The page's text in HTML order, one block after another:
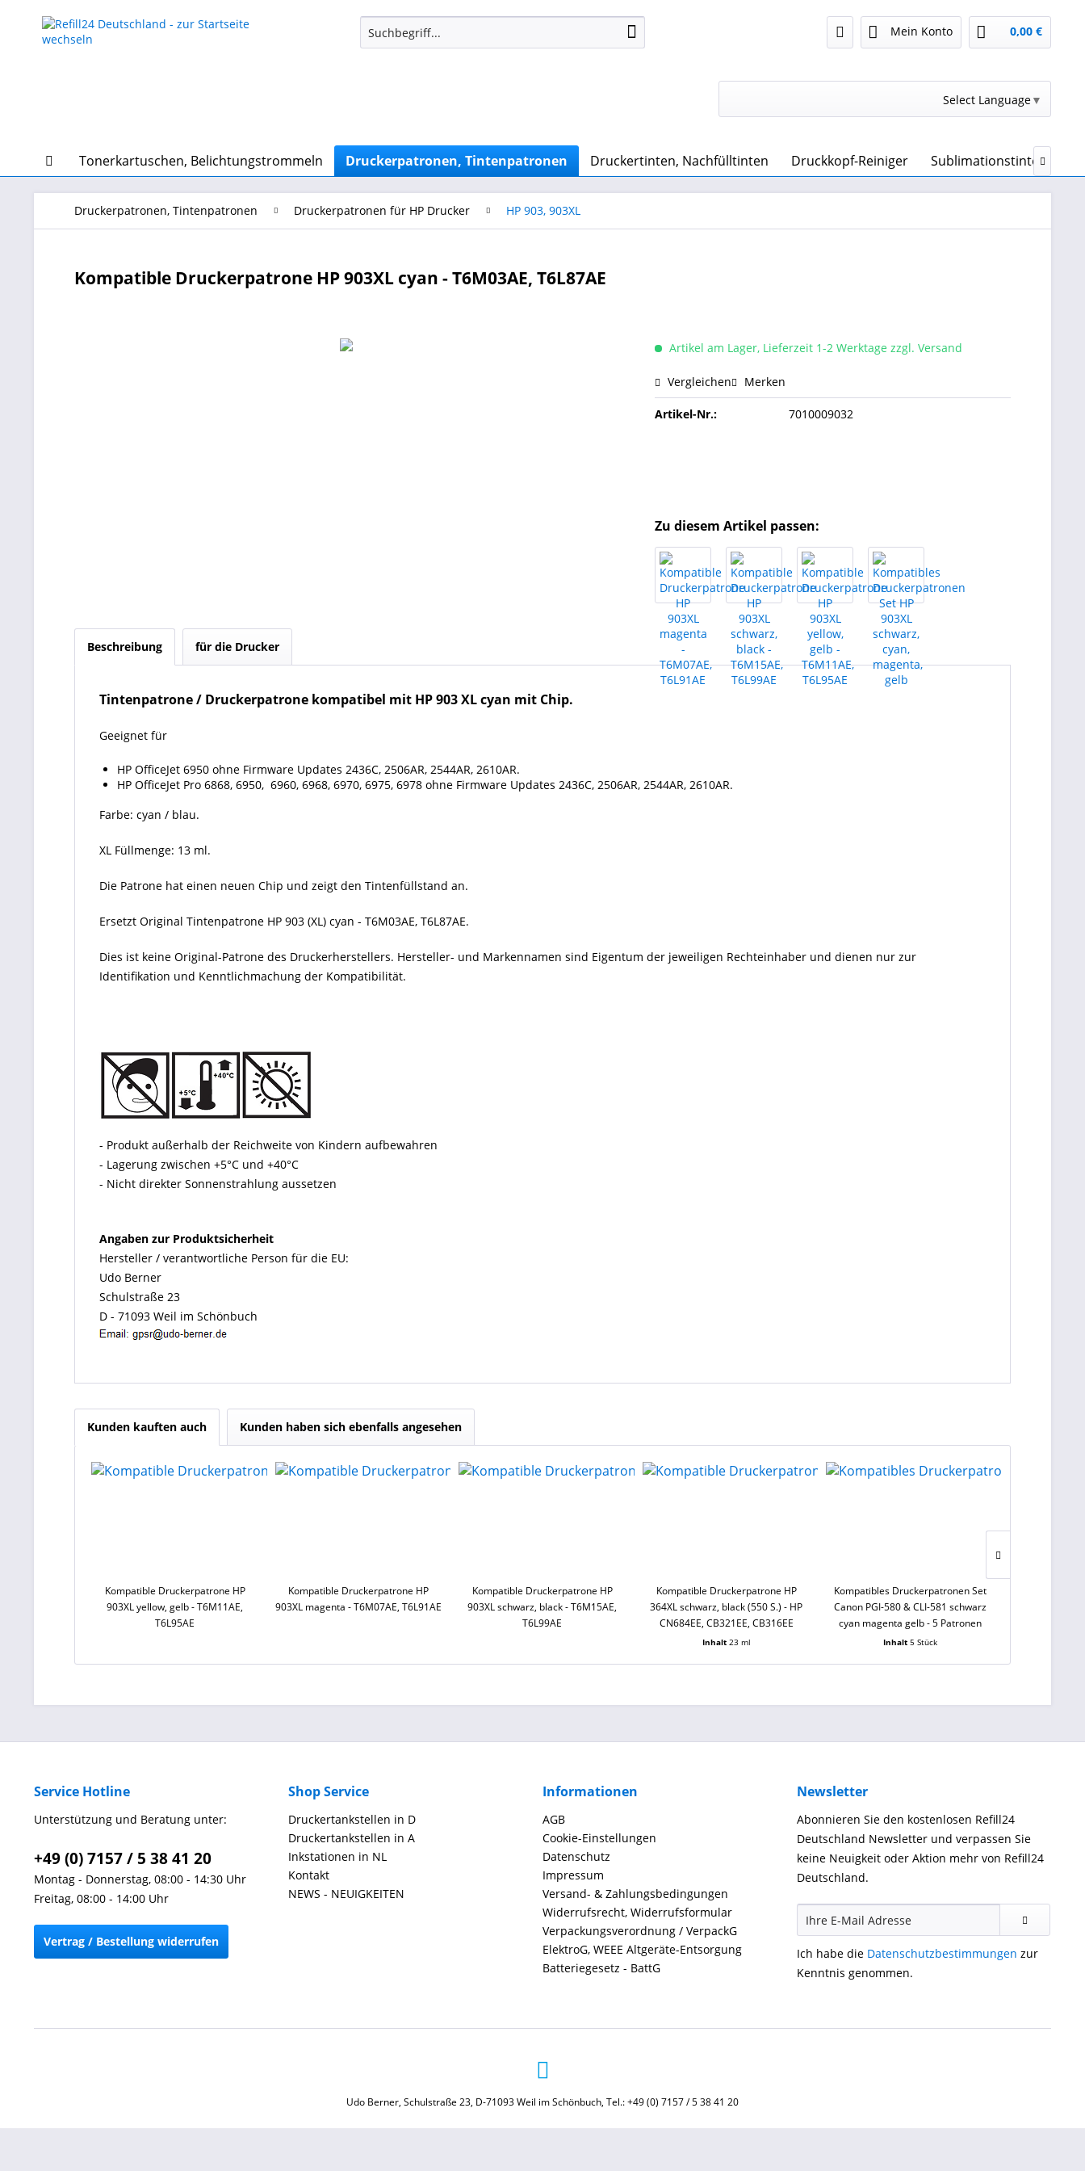
Mein Konto 0,00 €
Select Language▼
Tonerkartuschen, Belichtungstrommeln Druckerpatronen, Tintenpatronen Druckertinten, Nachfülltinten Druckkopf-Reiniger Sublimationstinte &

Druckerpatronen, Tintenpatronen Druckerpatronen für HP Drucker HP 903, 903XL
Kompatible Druckerpatrone HP 903XL cyan - T6M03AE, T6L87AE
Artikel am Lager, Lieferzeit 1-2 Werktage zzgl. Versand
Vergleichen Merken
Artikel-Nr.: 7010009032
Zu diesem Artikel passen:
Beschreibung für die Drucker
Tintenpatrone / Druckerpatrone kompatibel mit HP 903XLcyan mit Chip.
Geeignet für
HP OfficeJet 6950 ohne Firmware Updates 2436C, 2506AR, 2544AR, 2610AR.
HP OfficeJet Pro 6868, 6950, 6960, 6968, 6970, 6975, 6978 ohne Firmware Updates 2436C, 2506AR, 2544AR, 2610AR.
Farbe: cyan / blau.
XL Füllmenge: 13 ml.
Die Patrone hat einen neuen Chip und zeigt den Tintenfüllstand an.
Ersetzt Original Tintenpatrone HP 903 (XL) cyan - T6M03AE, T6L87AE.
Dies ist keine Original-Patrone des Druckerherstellers. Hersteller- und Markennamen sind Eigentum der jeweiligen Rechteinhaber und dienen nur zur
Identifikation und Kenntlichmachung der Kompatibilität.
- Produkt außerhalb der Reichweite von Kindern aufbewahren
- Lagerung zwischen +5°C und +40°C
- Nicht direkter Sonnenstrahlung aussetzen
Angaben zur Produktsicherheit
Hersteller / verantwortliche Person für die EU:
Udo Berner
Schulstraße 23
D - 71093 Weil im Schönbuch
Kunden kauften auch Kunden haben sich ebenfalls angesehen
Kompatible Druckerpatrone HP
903XL yellow, gelb - T6M11AE,
T6L95AE
Kompatible Druckerpatrone HP
903XL magenta - T6M07AE, T6L91AE
Kompatible Druckerpatrone HP
903XL schwarz, black - T6M15AE,
T6L99AE
Kompatible Druckerpatrone HP
364XL schwarz, black (550 S.) - HP
CN684EE, CB321EE, CB316EE
Inhalt 23 ml
Kompatibles Druckerpatronen Set
Canon PGI-580 & CLI-581 schwarz
cyan magenta gelb - 5 Patronen
Inhalt 5 Stück
Service Hotline
Unterstützung und Beratung unter:
+49 (0) 7157 / 5 38 41 20
Montag - Donnerstag, 08:00 - 14:30 Uhr
Freitag, 08:00 - 14:00 Uhr
Vertrag / Bestellung widerrufen
Shop Service
Druckertankstellen in D
Druckertankstellen in A
Inkstationen in NL
Kontakt
NEWS - NEUIGKEITEN
Informationen
AGB
Cookie-Einstellungen
Datenschutz
Impressum
Versand- & Zahlungsbedingungen
Widerrufsrecht, Widerrufsformular
Verpackungsverordnung / VerpackG
ElektroG, WEEE Altgeräte-Entsorgung
Batteriegesetz - BattG
Newsletter
Abonnieren Sie den kostenlosen Refill24
Deutschland Newsletter und verpassen Sie
keine Neuigkeit oder Aktion mehr von Refill24
Deutschland.
Ich habe die Datenschutzbestimmungen zur
Kenntnis genommen.
Udo Berner, Schulstraße 23, D-71093 Weil im Schönbuch, Tel.: +49 (0) 7157 / 5 38 41 20